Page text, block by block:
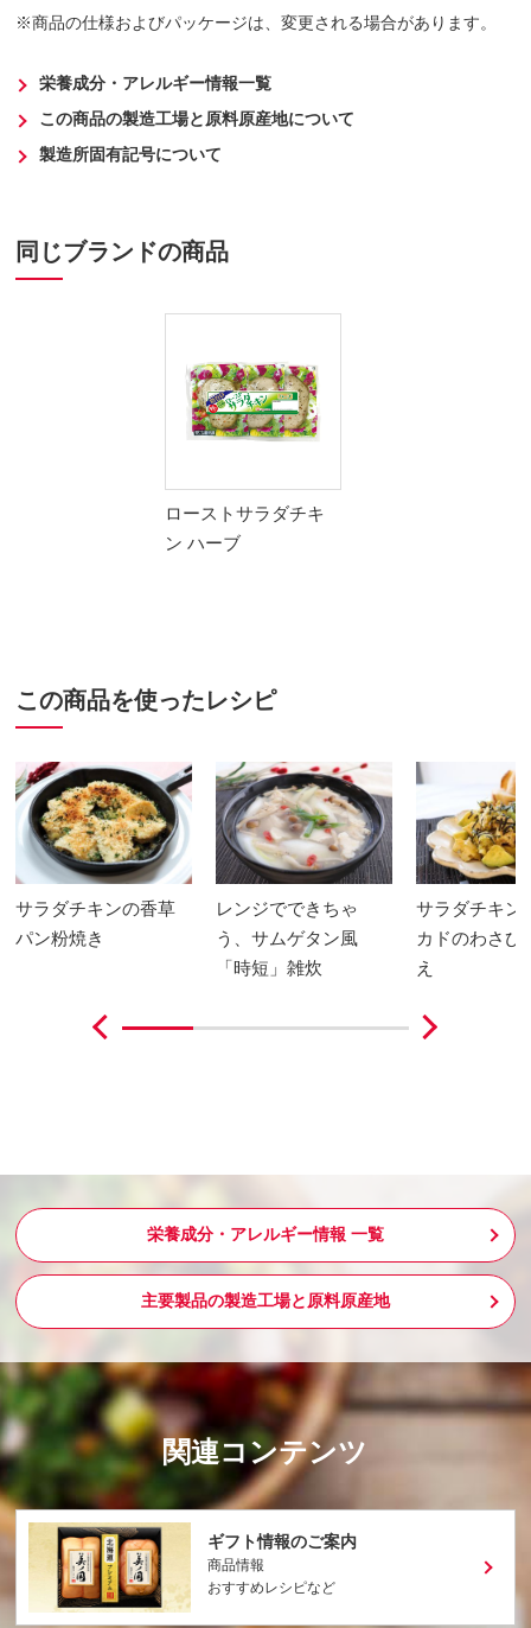
商品の仕様およびパッケージは、変更される場合があります。
栄養成分・アレルギー情報一覧
この商品の製造工場と原料原産地について
製造所固有記号について
同じブランドの商品
ローストサラダチキ
ン ハーブ
この商品を使ったレシピ
サラダチキンの香草
パン粉焼き
レンジでできちゃ
う、サムゲタン風
「時短」雑炊
サラダチキン
カドのわさび
え
栄養成分・アレルギー情報 一覧
主要製品の製造工場と原料原産地
関連コンテンツ
ギフト情報のご案内
商品情報
おすすめレシピなど